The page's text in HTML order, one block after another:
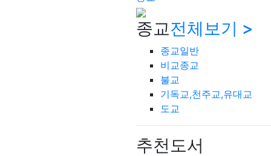
종교전체보기 >
종교일반
비교종교
불교
기독교,천주교,유대교
도교
추천도서